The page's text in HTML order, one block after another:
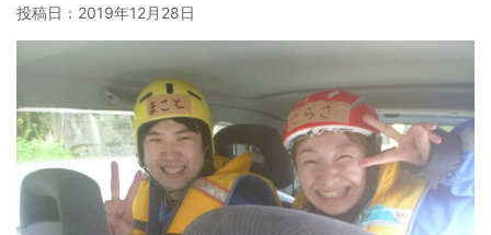
投稿日： 2019年12月28日